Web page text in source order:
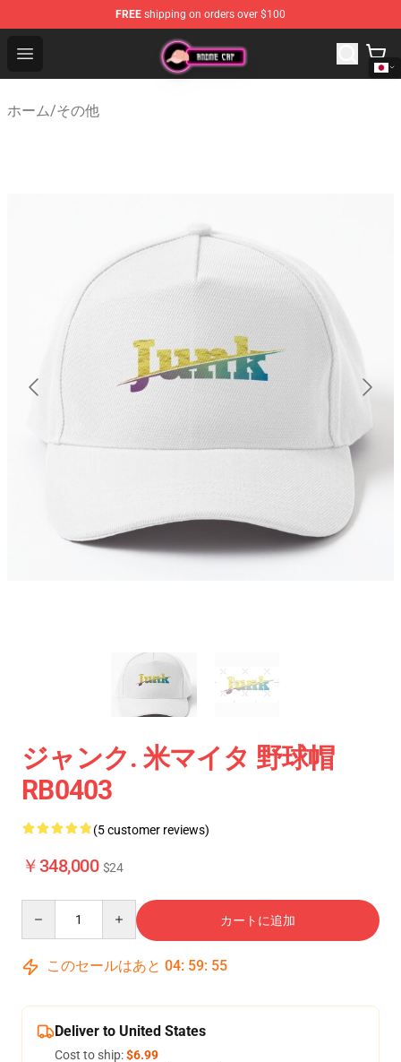
FREE shipping on orders over $100
Open menu
Anime Cap Shop - The Best Store of Anime Cap
ホーム/その他
ジャンク. 米マイタ 野球帽
RB0403
(5 customer reviews)
￥348,000 $24
カートに追加
このセールはあと 04: 59: 54
Deliver to United States
Cost to ship:$6.99